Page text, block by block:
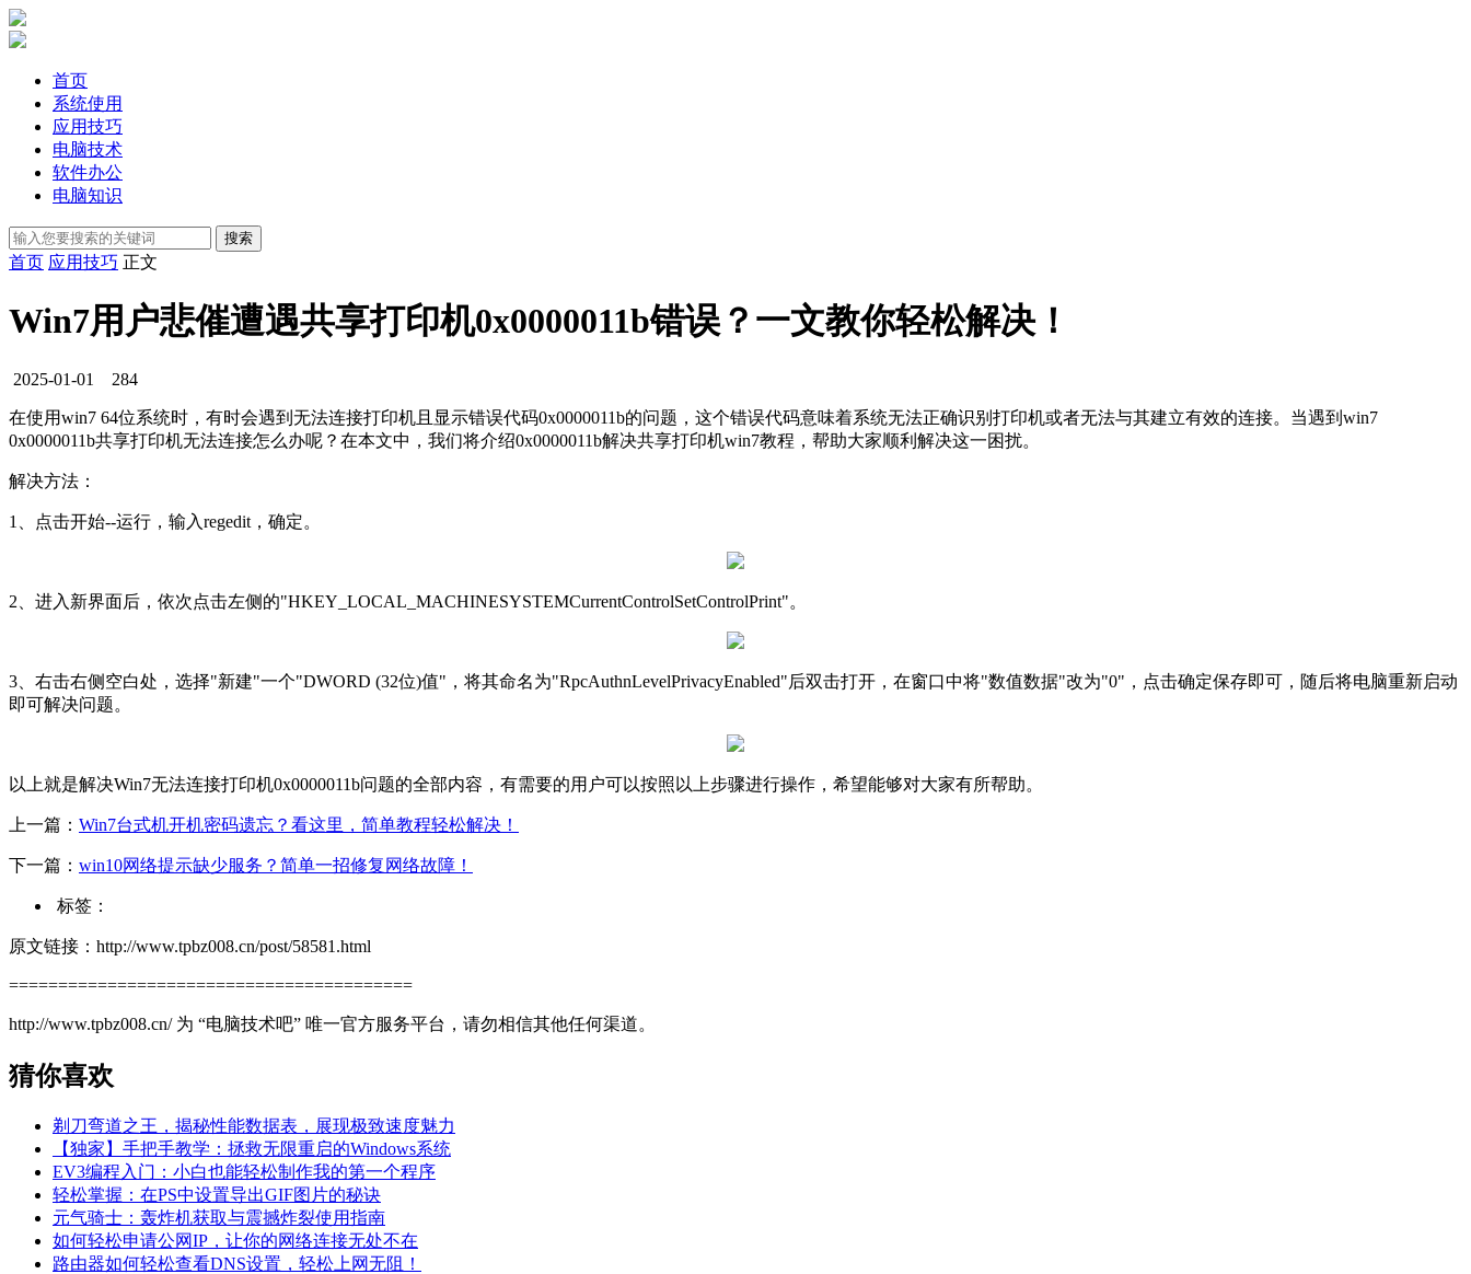
首页
系统使用
应用技巧
电脑技术
软件办公
电脑知识
首页 应用技巧 正文
Win7用户悲催遭遇共享打印机0x0000011b错误？一文教你轻松解决！
2025-01-01 284
在使用win7 64位系统时，有时会遇到无法连接打印机且显示错误代码0x0000011b的问题，这个错误代码意味着系统无法正确识别打印机或者无法与其建立有效的连接。当遇到win7
0x0000011b共享打印机无法连接怎么办呢？在本文中，我们将介绍0x0000011b解决共享打印机win7教程，帮助大家顺利解决这一困扰。
解决方法：
1、点击开始--运行，输入regedit，确定。
2、进入新界面后，依次点击左侧的"HKEY_LOCAL_MACHINESYSTEMCurrentControlSetControlPrint"。
3、右击右侧空白处，选择"新建"一个"DWORD (32位)值"，将其命名为"RpcAuthnLevelPrivacyEnabled"后双击打开，在窗口中将"数值数据"改为"0"，点击确定保存即可，随后将电脑重新启动
即可解决问题。
以上就是解决Win7无法连接打印机0x0000011b问题的全部内容，有需要的用户可以按照以上步骤进行操作，希望能够对大家有所帮助。
上一篇： Win7台式机开机密码遗忘？看这里，简单教程轻松解决！
下一篇： win10网络提示缺少服务？简单一招修复网络故障！
标签：
原文链接：http://www.tpbz008.cn/post/58581.html
=========================================
http://www.tpbz008.cn/ 为 “电脑技术吧” 唯一官方服务平台，请勿相信其他任何渠道。
猜你喜欢
剃刀弯道之王，揭秘性能数据表，展现极致速度魅力
【独家】手把手教学：拯救无限重启的Windows系统
EV3编程入门：小白也能轻松制作我的第一个程序
轻松掌握：在PS中设置导出GIF图片的秘诀
元气骑士：轰炸机获取与震撼炸裂使用指南
如何轻松申请公网IP，让你的网络连接无处不在
路由器如何轻松查看DNS设置，轻松上网无阻！